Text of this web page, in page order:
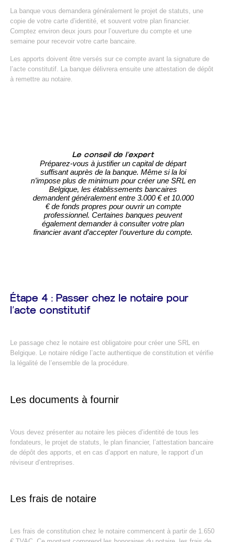
La banque vous demandera généralement le projet de statuts, une
copie de votre carte d’identité, et souvent votre plan financier.
Comptez environ deux jours pour l’ouverture du compte et une
semaine pour recevoir votre carte bancaire.
Les apports doivent être versés sur ce compte avant la signature de
l’acte constitutif. La banque délivrera ensuite une attestation de dépôt
à remettre au notaire.
Le conseil de l’expert
Préparez-vous à justifier un capital de départ
suffisant auprès de la banque. Même si la loi
n’impose plus de minimum pour créer une SRL en
Belgique, les établissements bancaires
demandent généralement entre 3.000 € et 10.000
€ de fonds propres pour ouvrir un compte
professionnel. Certaines banques peuvent
également demander à consulter votre plan
financier avant d’accepter l’ouverture du compte.
Étape 4 : Passer chez le notaire pour
l’acte constitutif
Le passage chez le notaire est obligatoire pour créer une SRL en
Belgique. Le notaire rédige l’acte authentique de constitution et vérifie
la légalité de l’ensemble de la procédure.
Les documents à fournir
Vous devez présenter au notaire les pièces d’identité de tous les
fondateurs, le projet de statuts, le plan financier, l’attestation bancaire
de dépôt des apports, et en cas d’apport en nature, le rapport d’un
réviseur d’entreprises.
Les frais de notaire
Les frais de constitution chez le notaire commencent à partir de 1.650